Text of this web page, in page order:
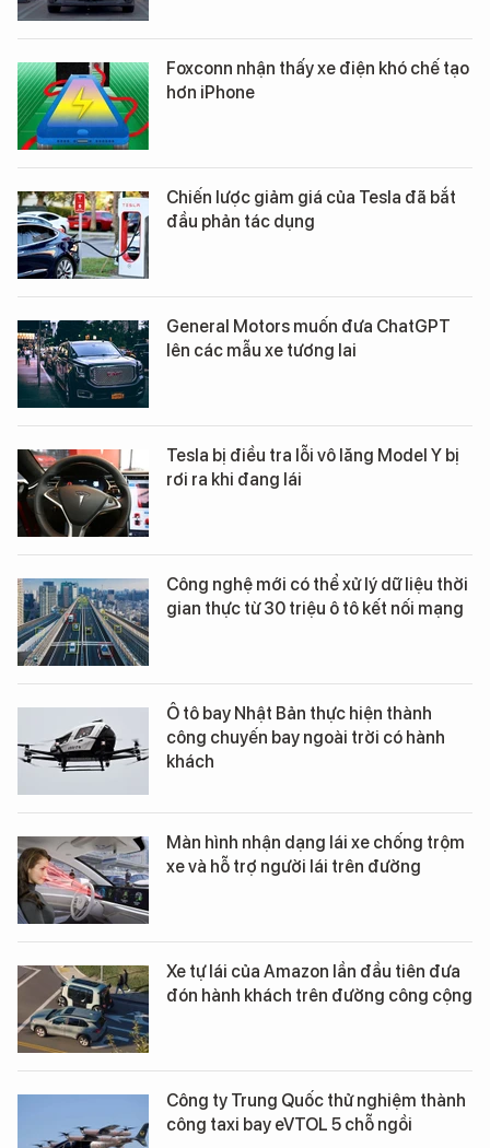
Foxconn nhận thấy xe điện khó chế tạo
hơn iPhone
Chiến lược giảm giá của Tesla đã bắt
đầu phản tác dụng
General Motors muốn đưa ChatGPT
lên các mẫu xe tương lai
Tesla bị điều tra lỗi vô lăng Model Y bị
rơi ra khi đang lái
Công nghệ mới có thể xử lý dữ liệu thời
gian thực từ 30 triệu ô tô kết nối mạng
Ô tô bay Nhật Bản thực hiện thành
công chuyến bay ngoài trời có hành
khách
Màn hình nhận dạng lái xe chống trộm
xe và hỗ trợ người lái trên đường
Xe tự lái của Amazon lần đầu tiên đưa
đón hành khách trên đường công cộng
Công ty Trung Quốc thử nghiệm thành
công taxi bay eVTOL 5 chỗ ngồi